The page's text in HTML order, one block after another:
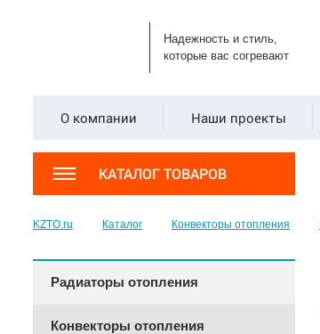
Надежность и стиль,
которые вас согревают
О компании Наши проекты
КАТАЛОГ ТОВАРОВ
KZTO.ru Каталог Конвекторы отопления
Радиаторы отопления
Конвекторы отопления